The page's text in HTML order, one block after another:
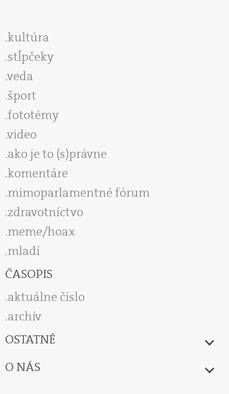
kultúra
stĺpčeky
veda
šport
fototémy
video
ako je to (s)právne
komentáre
mimoparlamentné fórum
zdravotníctvo
meme/hoax
mladí
ČASOPIS
aktuálne číslo
archív
OSTATNÉ
O NÁS